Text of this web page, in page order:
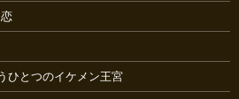
ひとつのイケメン王宮